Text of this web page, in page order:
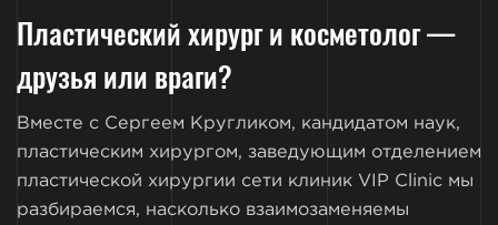
Пластический хирург и косметолог —
друзья или враги?
Вместе с Сергеем Кругликом, кандидатом наук,
пластическим хирургом, заведующим отделением
пластической хирургии сети клиник VIP Clinic мы
разбираемся, насколько взаимозаменяемы